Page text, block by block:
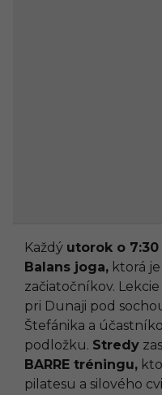
Každý utorok o 7:30
Balans joga, ktorá
začiatočníkov.
pri Dunaji pod
Štefánika a
podložku. Stredy
BARRE tréningu,
pilatesu a silového